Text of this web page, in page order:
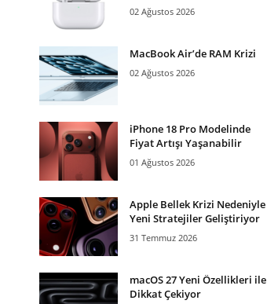
02 Ağustos 2026
MacBook Air’de RAM Krizi
02 Ağustos 2026
iPhone 18 Pro Modelinde
Fiyat Artışı Yaşanabilir
01 Ağustos 2026
Apple Bellek Krizi Nedeniyle
Yeni Stratejiler Geliştiriyor
31 Temmuz 2026
macOS 27 Yeni Özellikleri ile
Dikkat Çekiyor